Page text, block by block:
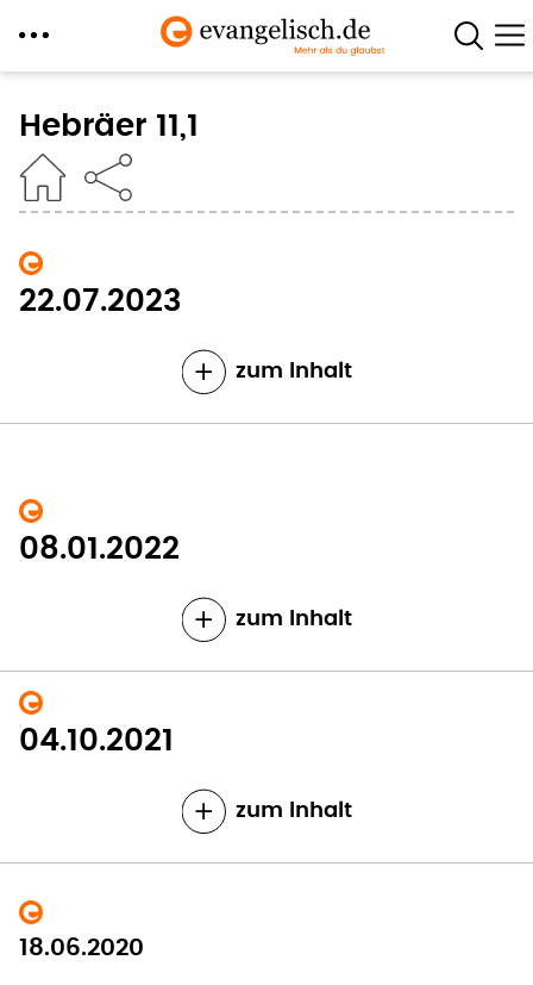
zum
Inhalt
Hebräer 11,1
22.07.2023
zum Inhalt
08.01.2022
zum Inhalt
04.10.2021
zum Inhalt
18.06.2020